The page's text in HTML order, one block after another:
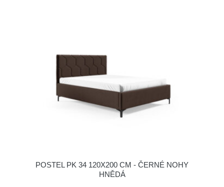
POSTEL PK 34 120X200 CM - ČERNÉ NOHY
HNĚDÁ